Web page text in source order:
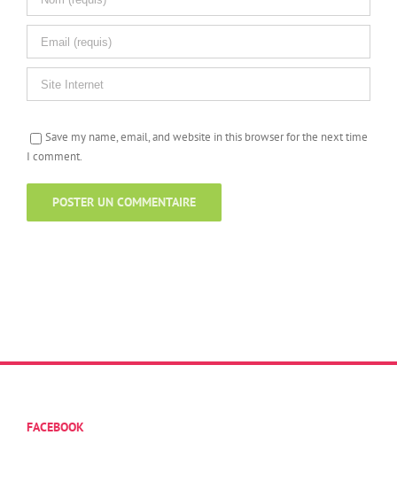
Save my name, email, and website in this browser for the next time
I comment.
FACEBOOK